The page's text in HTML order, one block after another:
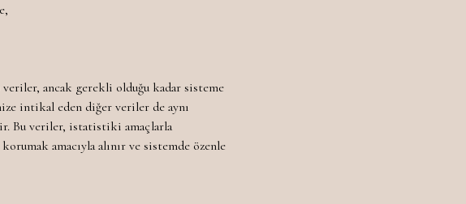
ancak gerekli olduğu kadar sisteme
intikal eden diğer veriler de aynı
Bu veriler, istatistiki amaçlarla
amacıyla alınır ve sistemde özenle